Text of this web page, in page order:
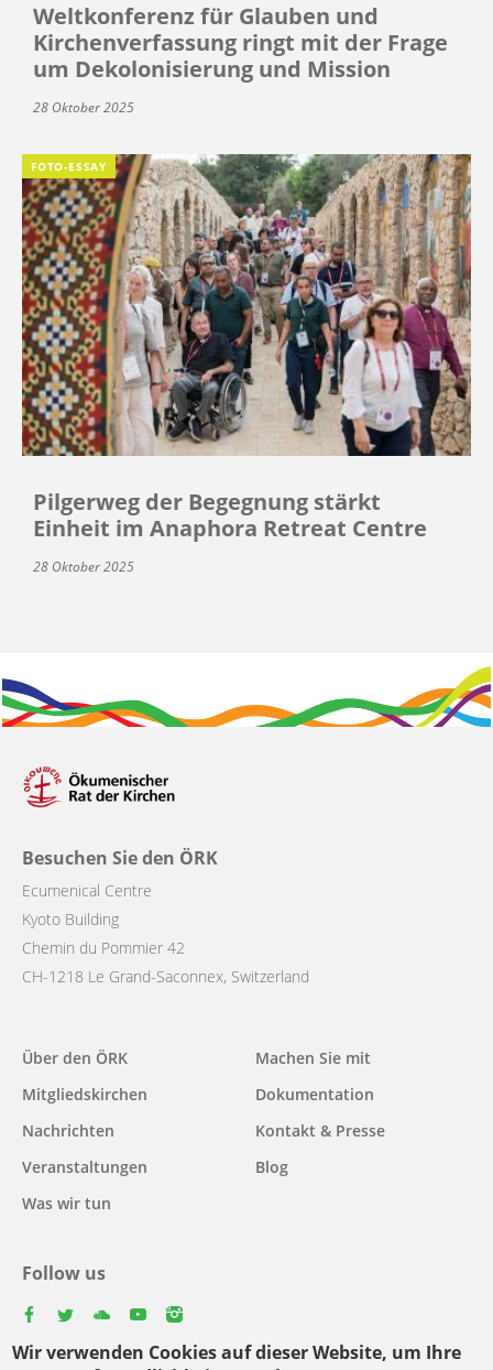
Wir verwenden Cookies auf dieser Website, um Ihre
Weltkonferenz für Glauben und
Kirchenverfassung ringt mit der Frage
um Dekolonisierung und Mission
28 Oktober 2025
FOTO-ESSAY
Pilgerweg der Begegnung stärkt
Einheit im Anaphora Retreat Centre
28 Oktober 2025
Besuchen Sie den ÖRK
Ecumenical Centre
Kyoto Building
Chemin du Pommier 42
CH-1218 Le Grand-Saconnex, Switzerland
Main
navigation
Über den ÖRK
Mitgliedskirchen
Nachrichten
Veranstaltungen
Was wir tun
Machen Sie mit
Dokumentation
Kontakt & Presse
Blog
Follow us